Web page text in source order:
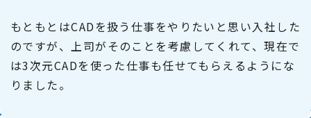
もともとはCADを扱う仕事をやりたいと思い入社した
のですが、上司がそのことを考慮してくれて、現在で
は3次元CADを使った仕事も任せてもらえるようにな
りました。